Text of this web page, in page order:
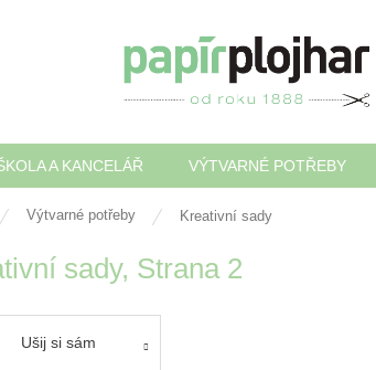
A KANCELÁŘ VÝTVARNÉ POTŘEBY
Výtvarné potřeby Kreativní sady
sady, Strana 2
Ušij si sám